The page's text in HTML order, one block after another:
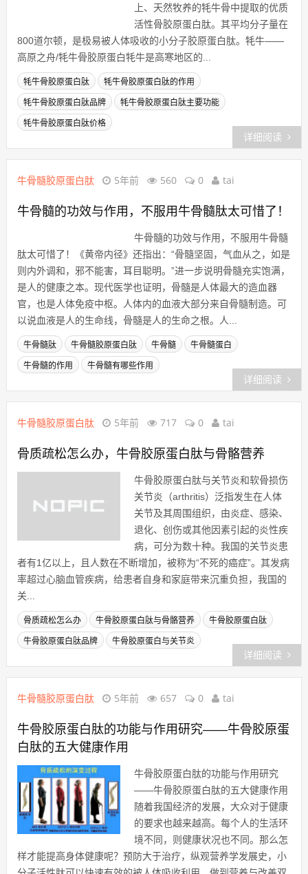
上、天然牧养的牦牛骨中提取的优质
活性骨胶原蛋白肽。其平均分子量在
800道尔顿，是极易被人体吸收的小分子胶原蛋白肽。牦牛——
高原之舟/牦牛骨胶原蛋白牦牛是高寒地区的...
牦牛骨胶原蛋白肽 牦牛骨胶原蛋白肽的作用
牦牛骨胶原蛋白肽品牌 牦牛骨胶原蛋白肽主要功能
牦牛骨胶原蛋白肽价格
详细阅读
牛骨髓胶原蛋白肽 5年前 560 0 tai
牛骨髓的功效与作用，不服用牛骨髓肽太可惜了！
牛骨髓的功效与作用，不服用牛骨髓
肽太可惜了！《黄帝内径》还指出：
“骨髓坚固，气血从之，如是则内外
调和，邪不能害，耳目聪明。”进一
步说明骨髓充实饱满，是人的健康之
本。现代医学也证明，骨髓是人体最大的造血器官，也是人体免
疫中枢。人体内的血液大部分来自骨髓制造。可以说血液是人的
生命线，骨髓是人的生命之根。人...
牛骨髓胶原蛋白肽 5年前 717 0 tai
骨质疏松怎么办，牛骨胶原蛋白肽与骨骼营养
牛骨胶原蛋白肽与关节炎和软骨损伤
关节炎（arthritis）泛指发生在人体
关节及其周围组织，由炎症、感染、
退化、创伤或其他因素引起的炎性疾
病，可分为数十种。我国的关节炎患
者有1亿以上，且人数在不断增加，被称为“不死的癌症”。其发病
率超过心脑血管疾病，给患者自身和家庭带来沉重负担，我国的
关...
牛骨胶原蛋白肽
牛骨髓胶原蛋白肽 5年前 657 0 tai
牛骨胶原蛋白肽的功能与作用研究——牛骨胶原蛋
白肽的五大健康作用
牛骨胶原蛋白肽的功能与作用研究
——牛骨胶原蛋白肽的五大健康作用
随着我国经济的发展，大众对于健康
的要求也越来越高。每个人的生活环